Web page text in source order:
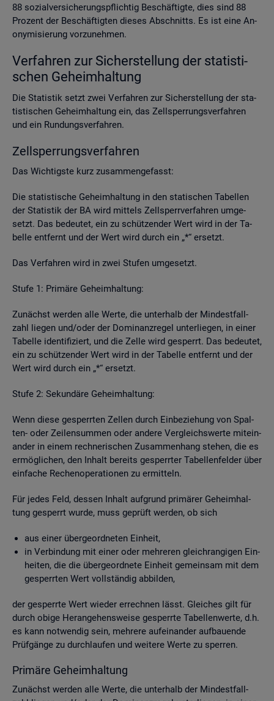
88 so­zi­al­ver­si­che­rungs­pflich­tig Be­schäf­tig­te, dies sind 88
Pro­zent der Be­schäf­tig­ten die­ses Ab­schnitts. Es ist eine An­
ony­mi­sie­rung vor­zu­neh­men.
Ver­fah­ren zur Si­cher­stel­lung der sta­tis­ti­
schen Ge­heim­hal­tung
Die Sta­tis­tik setzt zwei Ver­fah­ren zur Si­cher­stel­lung der sta­
tis­ti­schen Ge­heim­hal­tung ein, das Zell­sper­rungs­ver­fah­ren
und ein Run­dungs­ver­fah­ren.
Zell­sper­rungs­ver­fah­ren
Das Wich­tigs­te kurz zu­sam­men­ge­fasst:
Die sta­tis­ti­sche Ge­heim­hal­tung in den sta­ti­schen Ta­bel­len
der Sta­tis­tik der BA wird mit­tels Zell­sperr­ver­fah­ren um­ge­
setzt. Das be­deu­tet, ein zu schüt­zen­der Wert wird in der Ta­
bel­le ent­fernt und der Wert wird durch ein „*“ er­setzt.
Das Ver­fah­ren wird in zwei Stu­fen um­ge­setzt.
Stufe 1: Pri­mä­re Ge­heim­hal­tung:
Zu­nächst wer­den alle Werte, die un­ter­halb der Min­dest­fall­
zahl lie­gen und/oder der Do­mi­nanz­re­gel un­ter­lie­gen, in einer
Ta­bel­le iden­ti­fi­ziert, und die Zelle wird ge­sperrt. Das be­deu­tet,
ein zu schüt­zen­der Wert wird in der Ta­bel­le ent­fernt und der
Wert wird durch ein „*“ er­setzt.
Stufe 2: Se­kun­dä­re Ge­heim­hal­tung:
Wenn diese ge­sperr­ten Zel­len durch Ein­be­zie­hung von Spal­
ten- oder Zei­len­sum­men oder an­de­re Ver­gleichs­wer­te mit­ein­
an­der in einem rech­ne­ri­schen Zu­sam­men­hang ste­hen, die es
er­mög­li­chen, den In­halt be­reits ge­sperr­ter Ta­bel­len­fel­der über
ein­fa­che Re­chen­ope­ra­tio­nen zu er­mit­teln.
Für jedes Feld, des­sen In­halt auf­grund pri­mä­rer Ge­heim­hal­
tung ge­sperrt wurde, muss ge­prüft wer­den, ob sich
aus einer über­ge­ord­ne­ten Ein­heit,
in Ver­bin­dung mit einer oder meh­re­ren gleich­ran­gi­gen Ein­
hei­ten, die die über­ge­ord­ne­te Ein­heit ge­mein­sam mit dem
ge­sperr­ten Wert voll­stän­dig ab­bil­den,
der ge­sperr­te Wert wie­der er­rech­nen lässt. Glei­ches gilt für
durch obige Her­an­ge­hens­wei­se ge­sperr­te Ta­bel­len­wer­te, d.h.
es kann not­wen­dig sein, meh­re­re auf­ein­an­der auf­bau­en­de
Prüf­gän­ge zu durch­lau­fen und wei­te­re Werte zu sper­ren.
Pri­mä­re Ge­heim­hal­tung
Zu­nächst wer­den alle Werte, die un­ter­halb der Min­dest­fall­